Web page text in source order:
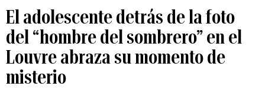
El adolescente detrás de la foto
del “hombre del sombrero” en el
Louvre abraza su momento de
misterio